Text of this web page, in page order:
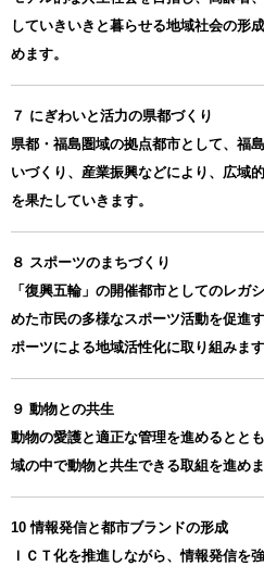
していきいきと暮らせる地域社会の形
めます。
７ にぎわいと活力の県都づくり
県都・福島圏域の拠点都市として、福
いづくり、産業振興などにより、広域
を果たしていきます。
８ スポーツのまちづくり
「復興五輪」の開催都市としてのレガ
めた市民の多様なスポーツ活動を促進
ポーツによる地域活性化に取り組みます
９ 動物との共生
動物の愛護と適正な管理を進めるとと
域の中で動物と共生できる取組を進めま
10 情報発信と都市ブランドの形成
ＩＣＴ化を推進しながら、情報発信を